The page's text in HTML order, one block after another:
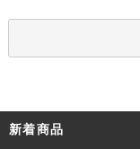
新着商品